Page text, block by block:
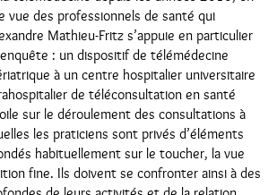
vue des professionnels de santé qui
Mathieu-Fritz s’appuie en particulier
: un dispositif de télémédecine
à un centre hospitalier universitaire
de téléconsultation en santé
sur le déroulement des consultations à
les praticiens sont privés d’éléments
habituellement sur le toucher, la vue
fine. Ils doivent se confronter ainsi à des